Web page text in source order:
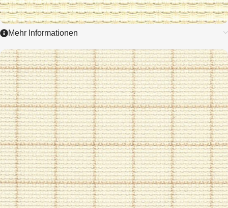
3611
HERTHA ZÄHLSTOFF
2,45 / cm - 6 ct.
ZUM ARTIKEL
Mehr Informationen